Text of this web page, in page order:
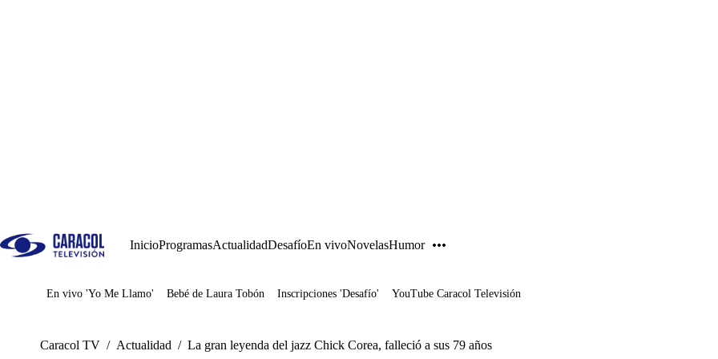
InicioProgramasActualidadDesafíoEn vivoNovelasHumor
Juegos
En vivo 'Yo Me Llamo' Bebé de Laura Tobón Inscripciones 'Desafío' YouTube Caracol Televisión
Caracol TV / Actualidad / La gran leyenda del jazz Chick Corea, falleció a sus 79 años